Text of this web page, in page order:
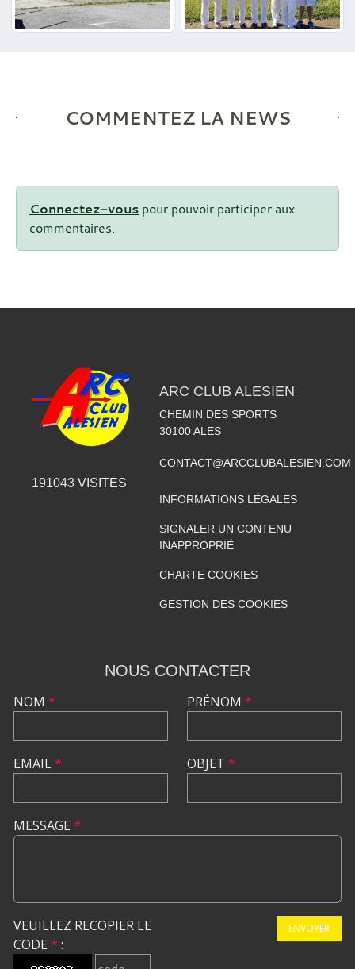
COMMENTEZ LA NEWS
Connectez-vous pour pouvoir participer aux
commentaires.
191043 VISITES
ARC CLUB ALESIEN
CHEMIN DES SPORTS
30100 ALES
CONTACT@ARCCLUBALESIEN.COM
INFORMATIONS LÉGALES
SIGNALER UN CONTENU
INAPPROPRIÉ
CHARTE COOKIES
GESTION DES COOKIES
NOUS CONTACTER
NOM *
EMAIL*
PRÉNOM *
OBJET *
MESSAGE *
VEUILLEZ RECOPIER LE
CODE * :
ENVOYER